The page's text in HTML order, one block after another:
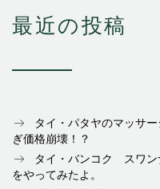
最近の投稿
タイ・パタヤのマッサ
ぎ価格崩壊！？
タイ・バンコク スワン
をやってみたよ。